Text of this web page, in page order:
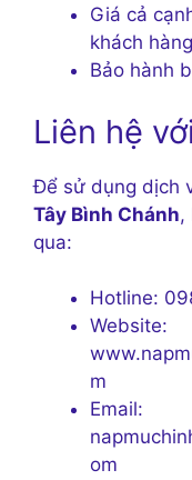
Giá cả
khách
Bảo hành
Liên hệ
Để sử dụng dịch
Tây Bình Chánh,
qua:
Hotline:
Website:
m
Email:
om